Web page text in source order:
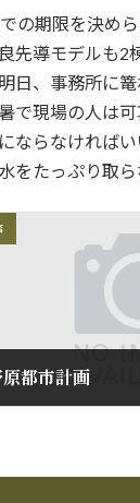
の期限を決め
先導モデルも2
日、事務所に篭
で現場の人は可
ならなければい
をたっぷり取ら
原都市計画